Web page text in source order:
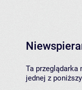
Ta przeglądarka
jednej z